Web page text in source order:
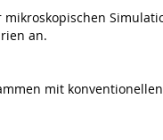
an.
mit